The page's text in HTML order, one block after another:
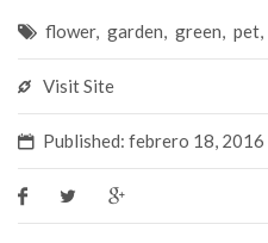
flower, garden green pet
Visit Site
Published: febrero 18, 2016